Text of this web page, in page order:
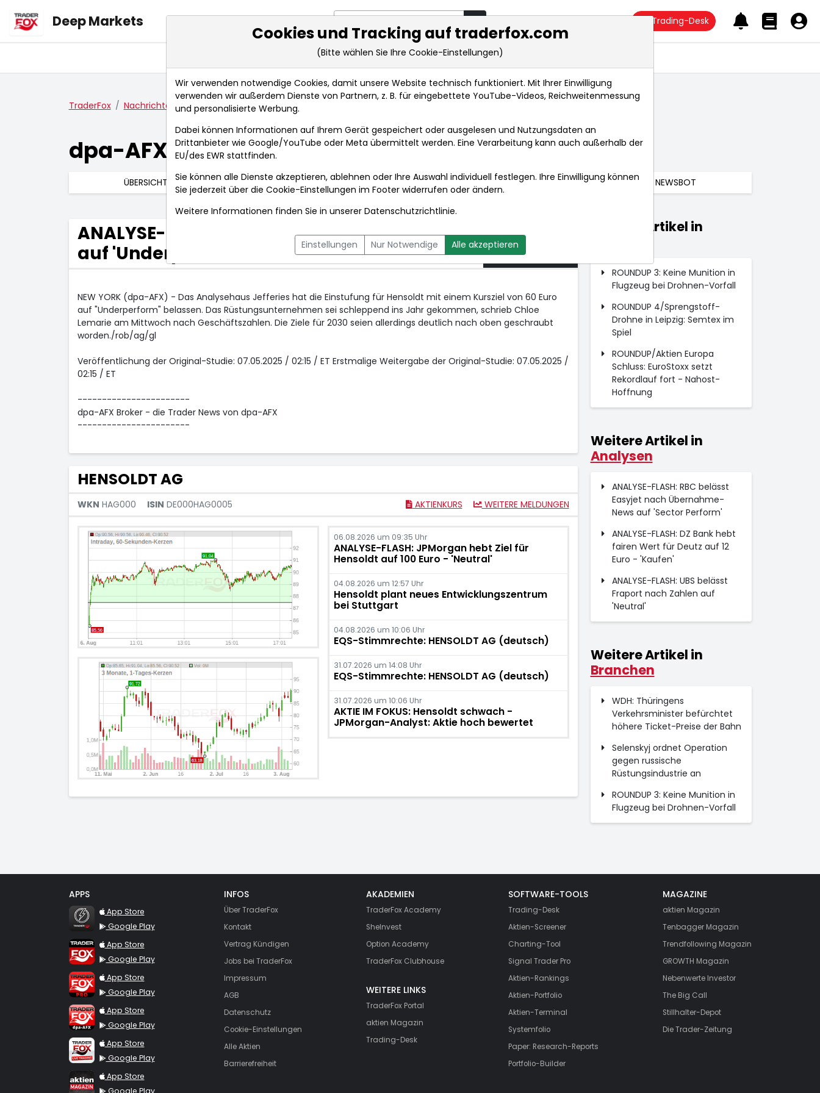
Deep Markets Trading-Desk
Markt-Analysen Market Tools Realtimekurse Nachrichten
TraderFox Nachrichten dpa-AFX Compact ANALYSE-FLASH: Jefferies belässt Hensoldt auf 'Un...
dpa-AFX Compact
ÜBERSICHT DPA-AFX PROFEED DPA-AFX COMPACT NEWSBOT
ANALYSE-FLASH: Jefferies belässt Hensoldt
auf 'Underperform' - Ziel 60 Euro
07.05.2025
um 11:49 Uhr
NEW YORK (dpa-AFX) - Das Analysehaus Jefferies hat die Einstufung für Hensoldt mit einem Kursziel von 60 Euro
auf "Underperform" belassen. Das Rüstungsunternehmen sei schleppend ins Jahr gekommen, schrieb Chloe
Lemarie am Mittwoch nach Geschäftszahlen. Die Ziele für 2030 seien allerdings deutlich nach oben geschraubt
worden./rob/ag/gl
Veröffentlichung der Original-Studie: 07.05.2025 / 02:15 / ET Erstmalige Weitergabe der Original-Studie: 07.05.2025 /
02:15 / ET
-----------------------
dpa-AFX Broker - die Trader News von dpa-AFX
-----------------------
HENSOLDT AG
WKN HAG000 ISIN DE000HAG0005 AKTIENKURS WEITERE MELDUNGEN
06.08.2026 um 09:35 Uhr
ANALYSE-FLASH: JPMorgan hebt Ziel für
Hensoldt auf 100 Euro - 'Neutral'
04.08.2026 um 12:57 Uhr
Hensoldt plant neues Entwicklungszentrum
bei Stuttgart
04.08.2026 um 10:06 Uhr
EQS-Stimmrechte: HENSOLDT AG (deutsch)
31.07.2026 um 14:08 Uhr
EQS-Stimmrechte: HENSOLDT AG (deutsch)
31.07.2026 um 10:06 Uhr
AKTIE IM FOKUS: Hensoldt schwach -
JPMorgan-Analyst: Aktie hoch bewertet
Weitere Artikel in
ROUNDUP 3: Keine Munition in
Flugzeug bei Drohnen-Vorfall
ROUNDUP 4/Sprengstoff-
Drohne in Leipzig: Semtex im
Spiel
ROUNDUP/Aktien Europa
Schluss: EuroStoxx setzt
Rekordlauf fort - Nahost-
Hoffnung
Weitere Artikel in
Analysen
ANALYSE-FLASH: RBC belässt
Easyjet nach Übernahme-
News auf 'Sector Perform'
ANALYSE-FLASH: DZ Bank hebt
fairen Wert für Deutz auf 12
Euro - 'Kaufen'
ANALYSE-FLASH: UBS belässt
Fraport nach Zahlen auf
'Neutral'
Weitere Artikel in
Branchen
WDH: Thüringens
Verkehrsminister befürchtet
höhere Ticket-Preise der Bahn
Selenskyj ordnet Operation
gegen russische
Rüstungsindustrie an
ROUNDUP 3: Keine Munition in
Flugzeug bei Drohnen-Vorfall
APPS
TraderFox Flash
App Store
Google Play
TraderFox App
App Store
Google Play
TraderFox Pro
App Store
Google Play
TraderFox dpa-AFX ProFeed
App Store
Google Play
TraderFox Live Trading
App Store
Google Play
TraderFox aktien Magazin
App Store
Google Play
INFOS
Über TraderFox
Kontakt
Vertrag Kündigen
Jobs bei TraderFox
Impressum
AGB
Datenschutz
Cookie-Einstellungen
Alle Aktien
Barrierefreiheit
AKADEMIEN
TraderFox Academy
SheInvest
Option Academy
TraderFox Clubhouse
WEITERE LINKS
TraderFox Portal
aktien Magazin
Trading-Desk
SOFTWARE-TOOLS
Trading-Desk
Aktien-Screener
Charting-Tool
Signal Trader Pro
Aktien-Rankings
Aktien-Portfolio
Aktien-Terminal
Systemfolio
Paper: Research-Reports
Portfolio-Builder
MAGAZINE
aktien Magazin
Tenbagger Magazin
Trendfollowing Magazin
GROWTH Magazin
Nebenwerte Investor
The Big Call
Stillhalter-Depot
Die Trader-Zeitung
Cookies und Tracking auf traderfox.com
(Bitte wählen Sie Ihre Cookie-Einstellungen)
Wir verwenden notwendige Cookies, damit unsere Website technisch funktioniert. Mit Ihrer Einwilligung
verwenden wir außerdem Dienste von Partnern, z. B. für eingebettete YouTube-Videos, Reichweitenmessung
und personalisierte Werbung.
Dabei können Informationen auf Ihrem Gerät gespeichert oder ausgelesen und Nutzungsdaten an
Drittanbieter wie Google/YouTube oder Meta übermittelt werden. Eine Verarbeitung kann auch außerhalb der
EU/des EWR stattfinden.
Sie können alle Dienste akzeptieren, ablehnen oder Ihre Auswahl individuell festlegen. Ihre Einwilligung können
Sie jederzeit über die Cookie-Einstellungen im Footer widerrufen oder ändern.
Weitere Informationen finden Sie in unserer Datenschutzrichtlinie.
Einstellungen Nur Notwendige Alle akzeptieren